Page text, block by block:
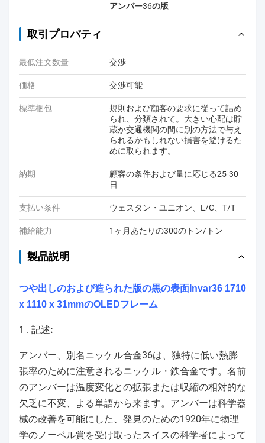
アンバー36の版
取引プロパティ
最低注文数量 交渉
価格 交渉可能
標準梱包
規則および顧客の要求に従って詰め
られ、分類されて。大きい心配は貯
蔵か交通機関の間に別の方法で与え
られるかもしれない損害を避けるた
めに取られます。
納期
顧客の条件および量に応じる25-30
日
支払い条件 ウェスタン・ユニオン、L/C、T/T
補給能力 1ヶ月あたりの300のトン/トン
製品説明
つや出しのおよび造られた版の黒の表面Invar36 1710
x 1110 x 31mmのOLEDフレーム
1 . 記述:
アンバー、別名ニッケル合金36は、独特に低い熱膨
張率のために注意されるニッケル・鉄合金です。名前
のアンバーは温度変化との拡張または収縮の相対的な
欠乏に不変、よる単語から来ます。アンバーは科学器
械の改善を可能にした、発見のための1920年に物理
学のノーベル賞を受け取ったスイスの科学者によって